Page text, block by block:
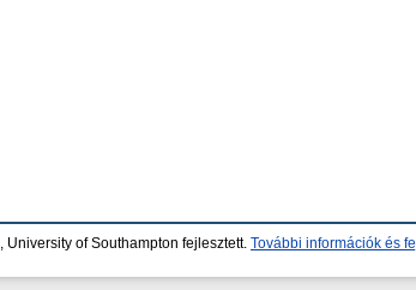
, University of Southampton fejlesztett. További információk és